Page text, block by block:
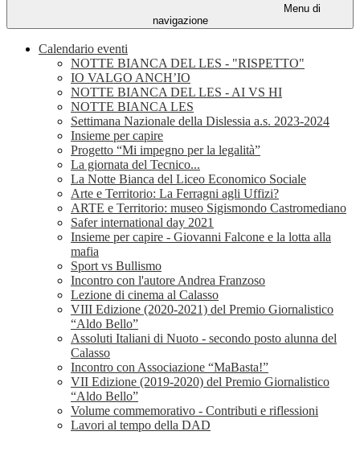
Menu di
navigazione
Calendario eventi
NOTTE BIANCA DEL LES - "RISPETTO"
IO VALGO ANCH’IO
NOTTE BIANCA DEL LES - AI VS HI
NOTTE BIANCA LES
Settimana Nazionale della Dislessia a.s. 2023-2024
Insieme per capire
Progetto “Mi impegno per la legalità”
La giornata del Tecnico...
La Notte Bianca del Liceo Economico Sociale
Arte e Territorio: La Ferragni agli Uffizi?
ARTE e Territorio: museo Sigismondo Castromediano
Safer international day 2021
Insieme per capire - Giovanni Falcone e la lotta alla
mafia
Sport vs Bullismo
Incontro con l'autore Andrea Franzoso
Lezione di cinema al Calasso
VIII Edizione (2020-2021) del Premio Giornalistico
“Aldo Bello”
Assoluti Italiani di Nuoto - secondo posto alunna del
Calasso
Incontro con Associazione “MaBasta!”
VII Edizione (2019-2020) del Premio Giornalistico
“Aldo Bello”
Volume commemorativo - Contributi e riflessioni
Lavori al tempo della DAD